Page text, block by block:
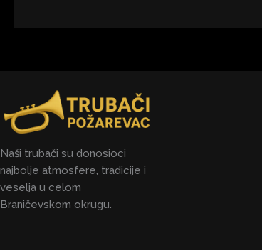
Naši trubači su donosioci
najbolje atmosfere, tradicije i
veselja u celom
Braničevskom okrugu.